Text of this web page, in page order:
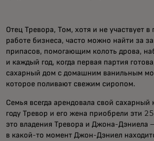
Отец Тревора, Том, хотя и не участвует в
работе бизнеса, часто можно найти за
припасов, помогающим колоть дрова,
и каждый год, когда первая партия
сахарный дом с домашним ванильным
которое поливают свежим сиропом.
Семья всегда арендовала свой сахарный
году Тревор и его жена приобрели эти
это владения Тревора и Джона-Дэниела
в какой-то момент Джон-Дэниел